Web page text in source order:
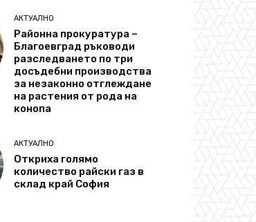
АКТУАЛНО
Районна прокуратура –
Благоевград ръководи
разследването по три
досъдебни производства
за незаконно отглеждане
на растения от рода на
конопа
АКТУАЛНО
Откриха голямо
количество райски газ в
склад край София